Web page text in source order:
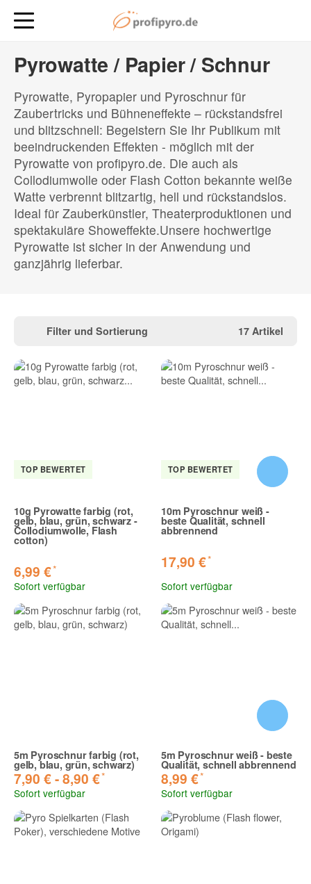
Pyrowatte / Papier / Schnur
Pyrowatte, Pyropapier und Pyroschnur für
Zaubertricks und Bühneneffekte – rückstandsfrei
und blitzschnell: Begeistern Sie Ihr Publikum mit
beeindruckenden Effekten - möglich mit der
Pyrowatte von profipyro.de. Die auch als
Collodiumwolle oder Flash Cotton bekannte weiße
Watte verbrennt blitzartig, hell und rückstandslos.
Ideal für Zauberkünstler, Theaterproduktionen und
spektakuläre Showeffekte.Unsere hochwertige
Pyrowatte ist sicher in der Anwendung und
ganzjährig lieferbar.
Filter und Sortierung 17 Artikel
TOP BEWERTET
10g Pyrowatte farbig (rot,
gelb, blau, grün, schwarz -
Collodiumwolle, Flash
cotton)
6,99 €*
Sofort verfügbar
TOP BEWERTET
10m Pyroschnur weiß -
beste Qualität, schnell
abbrennend
17,90 €*
Sofort verfügbar
5m Pyroschnur farbig (rot,
gelb, blau, grün, schwarz)
7,90 € -8,90 €*
Sofort verfügbar
5m Pyroschnur weiß - beste
Qualität, schnell abbrennend
8,99 €*
Sofort verfügbar